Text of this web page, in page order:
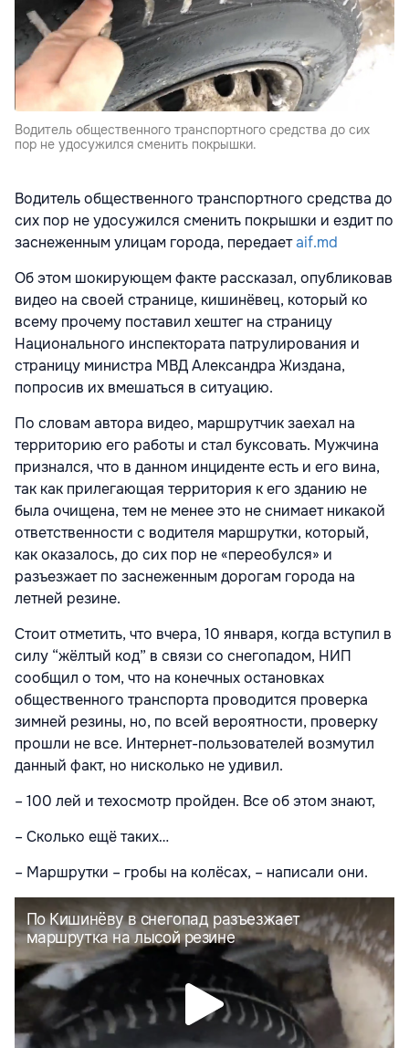
Водитель общественного транспортного средства до сих
пор не удосужился сменить покрышки.
Водитель общественного транспортного средства до
сих пор не удосужился сменить покрышки и ездит по
заснеженным улицам города, передаетaif.md
Об этом шокирующем факте рассказал, опубликовав
видео на своей странице, кишинёвец, который ко
всему прочему поставил хештег на страницу
Национального инспектората патрулирования и
страницу министра МВД Александра Жиздана,
попросив их вмешаться в ситуацию.
По словам автора видео, маршрутчик заехал на
территорию его работы и стал буксовать. Мужчина
признался, что в данном инциденте есть и его вина,
так как прилегающая территория к его зданию не
была очищена, тем не менее это не снимает никакой
ответственности с водителя маршрутки, который,
как оказалось, до сих пор не «переобулся» и
разъезжает по заснеженным дорогам города на
летней резине.
Стоит отметить, что вчера, 10 января, когда вступил в
силу “жёлтый код” в связи со снегопадом, НИП
сообщил о том, что на конечных остановках
общественного транспорта проводится проверка
зимней резины, но, по всей вероятности, проверку
прошли не все. Интернет-пользователей возмутил
данный факт, но нисколько не удивил.
– 100 лей и техосмотр пройден. Все об этом знают,
– Сколько ещё таких…
– Маршрутки – гробы на колёсах, – написали они.